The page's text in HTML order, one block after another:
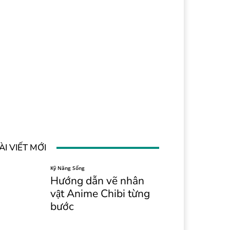
VIẾT MỚI
Kỹ Năng Sống
Hướng dẫn vẽ nhân
vật Anime Chibi từng
bước